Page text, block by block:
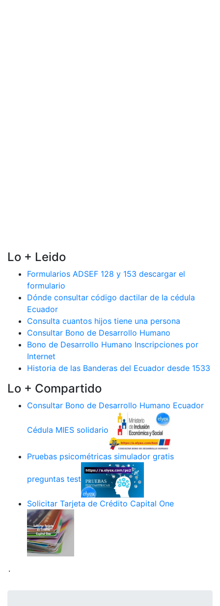
Lo + Leido
Formularios ADSEF 128 y 153 descargar el
formulario
Dónde consultar código dactilar de la cédula
Ecuador
Consulta cuantos hijos tiene una persona
Consultar Bono de Desarrollo Humano
Bono de Desarrollo Humano Inscripciones por
Internet
Historia de las Banderas del Ecuador desde 1533
Lo + Compartido
Consultar Bono de Desarrollo Humano Ecuador
Cédula MIES solidario
Pruebas psicométricas simulador gratis
preguntas test
Solicitar Tarjeta de Crédito Capital One
.